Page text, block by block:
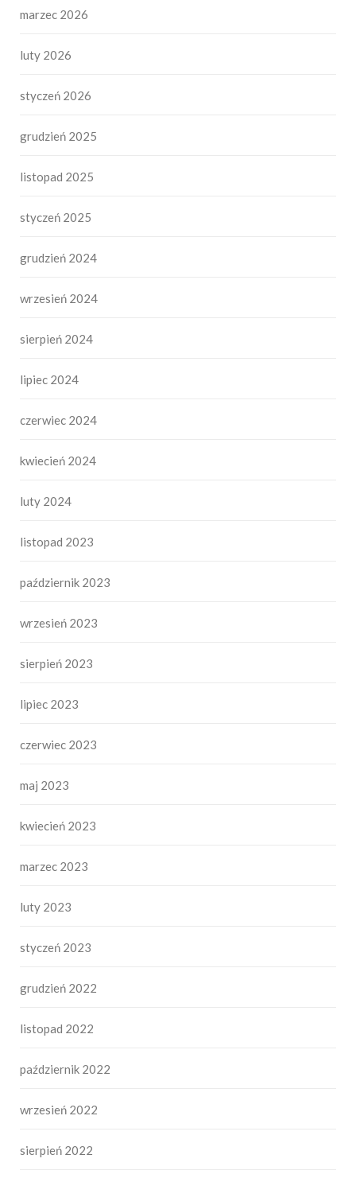
marzec 2026
luty 2026
styczeń 2026
grudzień 2025
listopad 2025
styczeń 2025
grudzień 2024
wrzesień 2024
sierpień 2024
lipiec 2024
czerwiec 2024
kwiecień 2024
luty 2024
listopad 2023
październik 2023
wrzesień 2023
sierpień 2023
lipiec 2023
czerwiec 2023
maj 2023
kwiecień 2023
marzec 2023
luty 2023
styczeń 2023
grudzień 2022
listopad 2022
październik 2022
wrzesień 2022
sierpień 2022